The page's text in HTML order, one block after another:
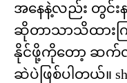
အနေနဲ့လည်း တွ
ဆိုတာသာသိထား
နိုင်ဖို့ကိုတော့ ဆက်
ဆဲပဲဖြစ်ပါတယ်။